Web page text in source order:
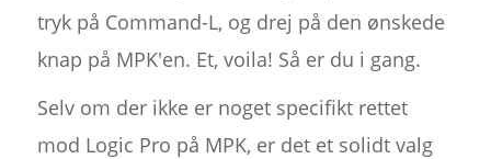
tryk på Command-L, og drej på den ønskede
knap på MPK'en. Et, voila! Så er du i gang.
Selv om der ikke er noget specifikt rettet
mod Logic Pro på MPK, er det et solidt valg